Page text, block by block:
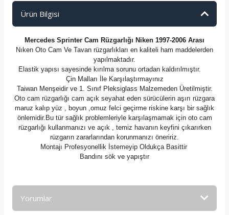
Ürün Bilgisi
Mercedes Sprinter Cam Rüzgarlığı Niken 1997-2006 Arası
Nıken Oto Cam Ve Tavan rüzgarlıkları en kaliteli ham maddelerden
yapılmaktadır.
Elastik yapısı sayesinde kırılma sorunu ortadan kaldırılmıştır.
Çin Malları İle Karşılaştırmayınız
Taiwan Menşeidir ve 1. Sınıf Pleksiglass Malzemeden Üretilmiştir.
Oto cam rüzgarlığı cam açık seyahat eden sürücülerin aşırı rüzgara
maruz kalıp yüz , boyun ,omuz felci geçirme riskine karşı bir sağlık
önlemidir.Bu tür sağlık problemleriyle karşılaşmamak için oto cam
rüzgarlığı kullanmanızı ve açık , temiz havanın keyfini çıkarırken
rüzgarın zararlarından korunmanızı öneririz.
Montajı Profesyonellik İstemeyip Oldukça Basittir
Bandını sök ve yapıştır
Yorumlar